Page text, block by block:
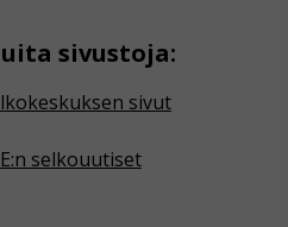
sivustoja:
sivut
selkouutiset